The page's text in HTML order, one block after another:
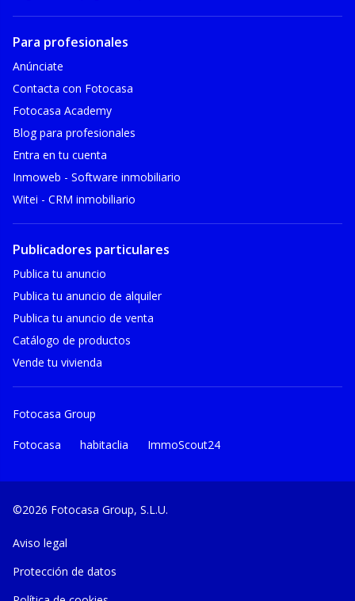
Para profesionales
Anúnciate
Contacta con Fotocasa
Fotocasa Academy
Blog para profesionales
Entra en tu cuenta
Inmoweb - Software inmobiliario
Witei - CRM inmobiliario
Publicadores particulares
Publica tu anuncio
Publica tu anuncio de alquiler
Publica tu anuncio de venta
Catálogo de productos
Vende tu vivienda
Fotocasa Group
Fotocasa habitaclia ImmoScout24
©2026 Fotocasa Group, S.L.U.
Aviso legal
Protección de datos